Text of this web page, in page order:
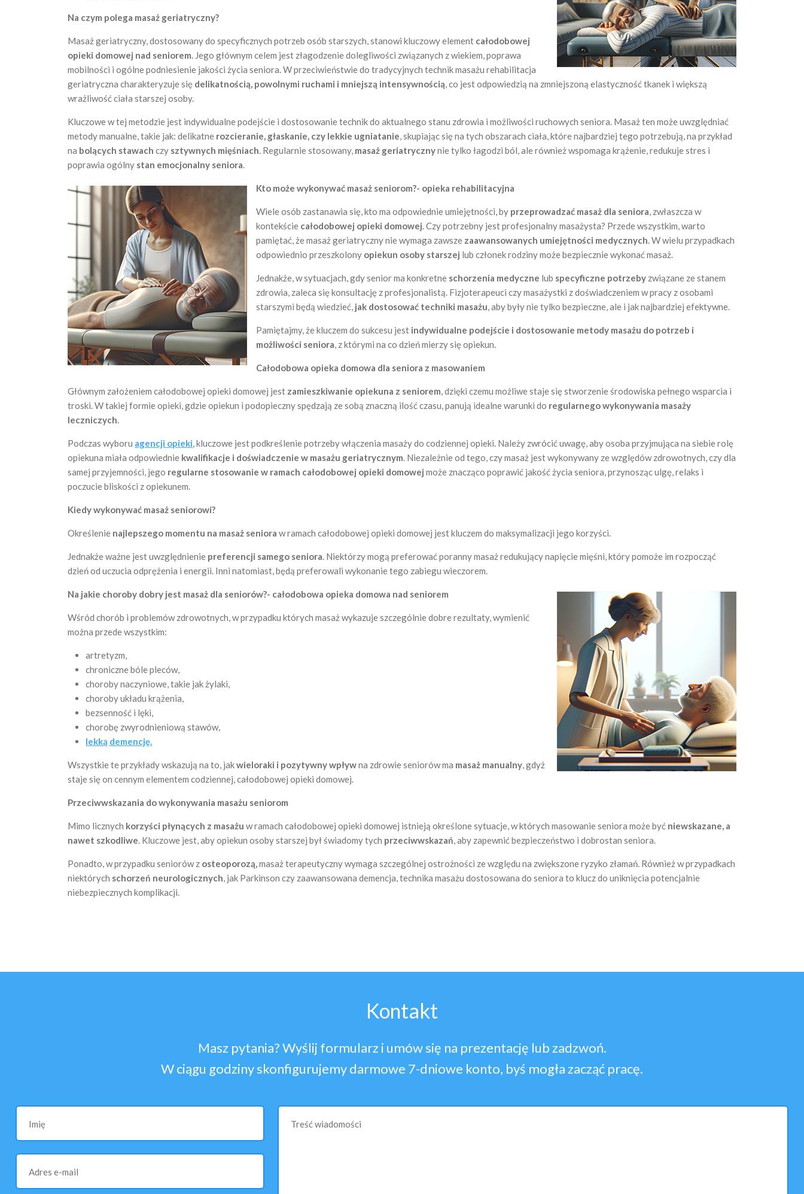
Na czym polega masaż geriatryczny?
Masaż geriatryczny, dostosowany do specyficznych potrzeb osób starszych, stanowi kluczowy element całodobowej
opieki domowej nad seniorem. Jego głównym celem jest złagodzenie dolegliwości związanych z wiekiem, poprawa
mobilności i ogólne podniesienie jakości życia seniora. W przeciwieństwie do tradycyjnych technik masażu rehabilitacja
geriatryczna charakteryzuje się delikatnością, powolnymi ruchami i mniejszą intensywnością, co jest odpowiedzią na zmniejszoną elastyczność tkanek i większą
wrażliwość ciała starszej osoby.
Kluczowe w tej metodzie jest indywidualne podejście i dostosowanie technik do aktualnego stanu zdrowia i możliwości ruchowych seniora. Masaż ten może uwzględniać
metody manualne, takie jak: delikatne rozcieranie, głaskanie, czy lekkie ugniatanie, skupiając się na tych obszarach ciała, które najbardziej tego potrzebują, na przykład
na bolących stawach czy sztywnych mięśniach. Regularnie stosowany, masaż geriatrycznynie tylko łagodzi ból, ale również wspomaga krążenie, redukuje stres i
poprawia ogólny stan emocjonalny seniora.
Kto może wykonywać masaż seniorom?- opieka rehabilitacyjna
Wiele osób zastanawia się, kto ma odpowiednie umiejętności, by przeprowadzać masaż dla seniora, zwłaszcza w
kontekście całodobowej opieki domowej. Czy potrzebny jest profesjonalny masażysta? Przede wszystkim, warto
pamiętać, że masaż geriatryczny nie wymaga zawsze zaawansowanych umiejętności medycznych. W wielu przypadkach
odpowiednio przeszkolony opiekun osoby starszej lub członek rodziny może bezpiecznie wykonać masaż.
Jednakże, w sytuacjach, gdy senior ma konkretne schorzenia medyczne lub specyficzne potrzeby związane ze stanem
zdrowia, zaleca się konsultację z profesjonalistą. Fizjoterapeuci czy masażystki z doświadczeniem w pracy z osobami
starszymi będą wiedzieć, jak dostosować techniki masażu, aby były nie tylko bezpieczne, ale i jak najbardziej efektywne.
Pamiętajmy, że kluczem do sukcesu jest indywidualne podejście i dostosowanie metody masażu do potrzeb i
możliwości seniora, z którymi na co dzień mierzy się opiekun.
Całodobowa opieka domowa dla seniora z masowaniem
Głównym założeniem całodobowej opieki domowej jest zamieszkiwanie opiekuna z seniorem, dzięki czemu możliwe staje się stworzenie środowiska pełnego wsparcia i
troski. W takiej formie opieki, gdzie opiekun i podopieczny spędzają ze sobą znaczną ilość czasu, panują idealne warunki do regularnego wykonywania masaży
leczniczych.
Podczas wyboru agencji opieki, kluczowe jest podkreślenie potrzeby włączenia masaży do codziennej opieki. Należy zwrócić uwagę, aby osoba przyjmująca na siebie rolę
opiekuna miała odpowiednie kwalifikacje i doświadczenie w masażu geriatrycznym. Niezależnie od tego, czy masaż jest wykonywany ze względów zdrowotnych, czy dla
samej przyjemności, jego regularne stosowanie w ramach całodobowej opieki domowej może znacząco poprawić jakość życia seniora, przynosząc ulgę, relaks i
poczucie bliskości z opiekunem.
Kiedy wykonywać masaż seniorowi?
Określenie najlepszego momentu na masaż seniora w ramach całodobowej opieki domowej jest kluczem do maksymalizacji jego korzyści.
Jednakże ważne jest uwzględnienie preferencji samego seniora. Niektórzy mogą preferować poranny masaż redukujący napięcie mięśni, który pomoże im rozpocząć
dzień od uczucia odprężenia i energii. Inni natomiast, będą preferowali wykonanie tego zabiegu wieczorem.
Na jakie choroby dobry jest masaż dla seniorów?- całodobowa opieka domowa nad seniorem
Wśród chorób i problemów zdrowotnych, w przypadku których masaż wykazuje szczególnie dobre rezultaty, wymienić
można przede wszystkim:
artretyzm,
chroniczne bóle pleców,
choroby naczyniowe, takie jak żylaki,
choroby układu krążenia,
bezsenność i lęki,
chorobę zwyrodnieniową stawów,
lekką demencję.
Wszystkie te przykłady wskazują na to, jakwieloraki i pozytywny wpływna zdrowie seniorów ma masaż manualny, gdyż
staje się on cennym elementem codziennej, całodobowej opieki domowej.
Przeciwwskazania do wykonywania masażu seniorom
Mimo licznych korzyści płynących z masażu w ramach całodobowej opieki domowej istnieją określone sytuacje, w których masowanie seniora może być niewskazane, a
nawet szkodliwe. Kluczowe jest, aby opiekun osoby starszej był świadomy tych przeciwwskazań, aby zapewnić bezpieczeństwo i dobrostan seniora.
Ponadto, w przypadku seniorów z osteoporozą,masaż terapeutyczny wymaga szczególnej ostrożności ze względu na zwiększone ryzyko złamań. Również w przypadkach
niektórych schorzeń neurologicznych, jak Parkinson czy zaawansowana demencja, technika masażu dostosowana do seniora to klucz do uniknięcia potencjalnie
niebezpiecznych komplikacji.
Kontakt
Masz pytania? Wyślij formularz i umów się na prezentację lub zadzwoń.
W ciągu godziny skonfigurujemy darmowe 7-dniowe konto, byś mogła zacząć pracę.
Imię
Adres e-mail
Treść wiadomości